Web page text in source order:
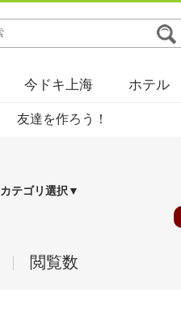
今ドキ上海 ホテル
友達を作ろう！
カテゴリ選択▼
閲覧数